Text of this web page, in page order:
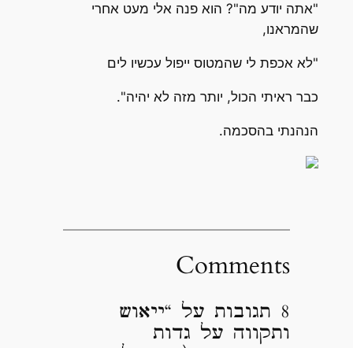
"אתה יודע מה"? הוא פנה אלי מעט אחרי
שהמראנו,
"לא אכפת לי שהמטוס ייפול עכשיו לים
כבר ראיתי הכול, יותר מזה לא יהיה".
הנהנתי בהסכמה.
Comments
8 תגובות על “ייאוש
ותקווה על גדות